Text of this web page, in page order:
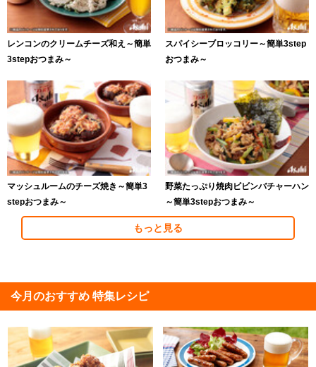
レンコンのクリームチーズ和え～簡単
3stepおつまみ～
スパイシーブロッコリー～簡単3step
おつまみ～
マッシュルームのチーズ焼き～簡単3
stepおつまみ～
野菜たっぷり焼肉ビビンバチャーハン
～簡単3stepおつまみ～
もっと見る
今月のおすすめ 特集レシピ